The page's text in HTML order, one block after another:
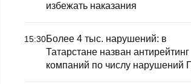
избежать наказания
15:30Более 4 тыс. нарушений: в
Татарстане назван антирейтинг
компаний по числу нарушений